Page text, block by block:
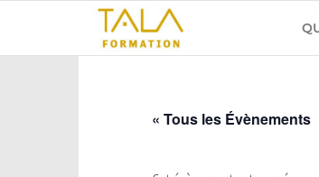
Formation
le
Faites-
le
« Tous les Évènements